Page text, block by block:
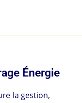
Énergie
la gestion,